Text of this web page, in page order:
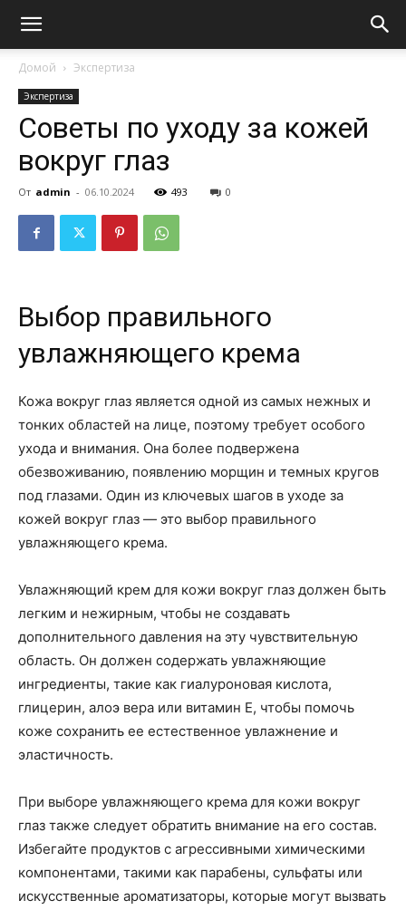
Домой Экспертиза
Экспертиза
Советы по уходу за кожей
вокруг глаз
От admin - 06.10.2024 493 0
Выбор правильного
увлажняющего крема
Кожа вокруг глаз является одной из самых нежных и
тонких областей на лице, поэтому требует особого
ухода и внимания. Она более подвержена
обезвоживанию, появлению морщин и темных кругов
под глазами. Один из ключевых шагов в уходе за
кожей вокруг глаз — это выбор правильного
увлажняющего крема.
Увлажняющий крем для кожи вокруг глаз должен быть
легким и нежирным, чтобы не создавать
дополнительного давления на эту чувствительную
область. Он должен содержать увлажняющие
ингредиенты, такие как гиалуроновая кислота,
глицерин, алоэ вера или витамин Е, чтобы помочь
коже сохранить ее естественное увлажнение и
эластичность.
При выборе увлажняющего крема для кожи вокруг
глаз также следует обратить внимание на его состав.
Избегайте продуктов с агрессивными химическими
компонентами, такими как парабены, сульфаты или
искусственные ароматизаторы, которые могут вызвать